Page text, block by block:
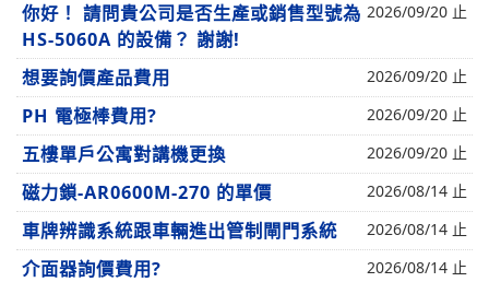
你好！ 請問貴公司是否生產或銷售型號為
HS-5060A 的設備？ 謝謝!
2026/09/20 止
想要詢價產品費用 2026/09/20 止
PH 電極棒費用? 2026/09/20 止
五樓單戶公寓對講機更換 2026/09/20 止
磁力鎖-AR0600M-270 的單價 2026/08/14 止
車牌辨識系統跟車輛進出管制閘門系統 2026/08/14 止
介面器詢價費用? 2026/08/14 止